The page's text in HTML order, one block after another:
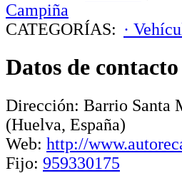
Campiña
CATEGORÍAS: ·
Datos de contacto
Dirección: Barrio Santa
(Huelva, España)
Web: http://
Fijo: 959330175